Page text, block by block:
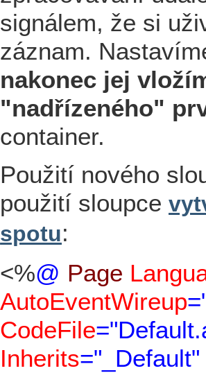
signálem, že si
záznam.
nakonec jej
"nadřízeného"
container.
Použití nového
použití sloupce
spotu:
<%@ Page
AutoEventWireup
CodeFile
Inherits="_Default"